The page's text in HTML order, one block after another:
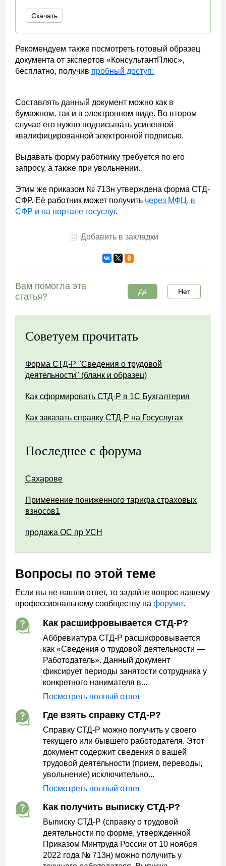
Скачать
Рекомендуем также посмотреть готовый образец
документа от экспертов «КонсультантПлюс»,
бесплатно, получив пробный доступ:
Составлять данный документ можно как в
бумажном, так и в электронном виде. Во втором
случае его нужно подписывать усиленной
квалифицированной электронной подписью.
Выдавать форму работнику требуется по его
запросу, а также при увольнении.
Этим же приказом № 713н утверждена форма СТД-
СФР. Её работник может получить через МФЦ, в
СФР и на портале госуслуг.
Добавить в закладки
Вам помогла эта
статья?
Да Нет
Советуем прочитать
Форма СТД-Р "Сведения о трудовой
деятельности" (бланк и образец)
Как сформировать СТД-Р в 1С Бухгалтерия
Как заказать справку СТД-Р на Госуслугах
Последнее с форума
Сахарове
Применение пониженного тарифа страховых
взносов1
продажа ОС пр УСН
Вопросы по этой теме
Если вы не нашли ответ, то задайте вопрос нашему
профессиональному сообществу на форуме.
Как расшифровывается СТД-Р?
Аббревиатура СТД-Р расшифровывается
как «Сведения о трудовой деятельности —
Работодатель». Данный документ
фиксирует периоды занятости сотрудника у
конкретного нанимателя в...
Посмотреть полный ответ
Где взять справку СТД-Р?
Справку СТД-Р можно получить у своего
текущего или бывшего работодателя. Этот
документ содержит сведения о вашей
трудовой деятельности (прием, переводы,
увольнение) исключительно...
Посмотреть полный ответ
Как получить выписку СТД-Р?
Выписку СТД‑Р (справку о трудовой
деятельности по форме, утвержденной
Приказом Минтруда России от 10 ноября
2022 года № 713н) можно получить у